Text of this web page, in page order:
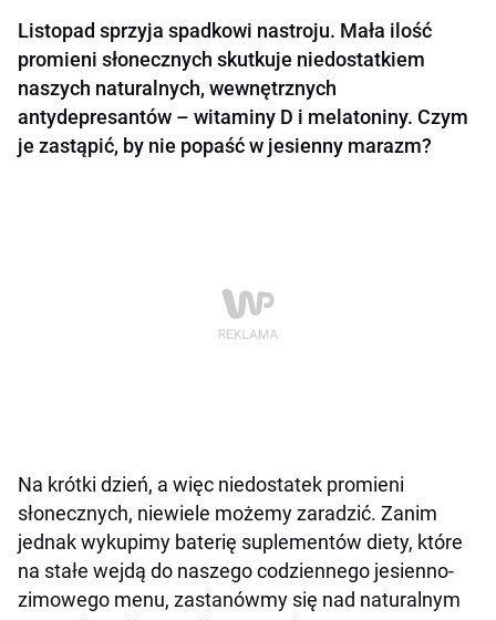
Listopad sprzyja spadkowi nastroju. Mała ilość
promieni słonecznych skutkuje niedostatkiem
naszych naturalnych, wewnętrznych
antydepresantów – witaminy D i melatoniny. Czym
je zastąpić, by nie popaść w jesienny marazm?
Na krótki dzień, a więc niedostatek promieni
słonecznych, niewiele możemy zaradzić. Zanim
jednak wykupimy baterię suplementów diety, które
na stałe wejdą do naszego codziennego jesienno-
zimowego menu, zastanówmy się nad naturalnym